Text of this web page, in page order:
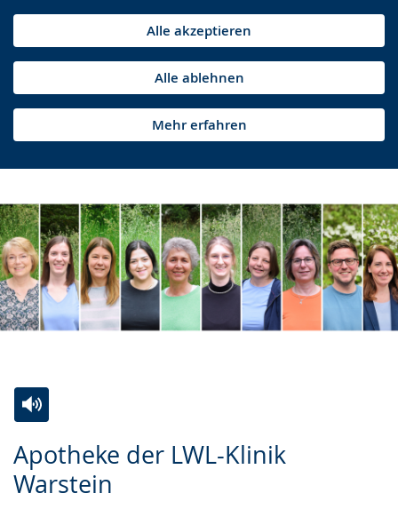
Alle akzeptieren
Alle ablehnen
Mehr erfahren
Apotheke der LWL-Klinik
Warstein
u
r
k
t
i
n